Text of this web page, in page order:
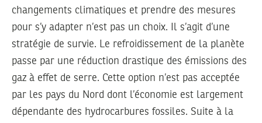
changements climatiques et prendre des mesures
pour s’y adapter n’est pas un choix. Il s’agit d’une
stratégie de survie. Le refroidissement de la planète
passe par une réduction drastique des émissions des
gaz à effet de serre. Cette option n’est pas acceptée
par les pays du Nord dont l’économie est largement
dépendante des hydrocarbures fossiles. Suite à la